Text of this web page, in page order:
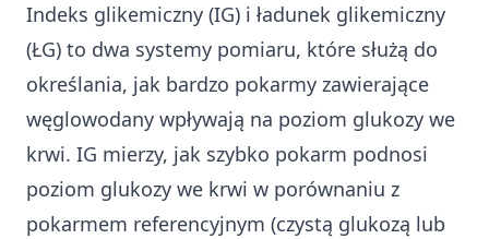
Indeks glikemiczny (IG) i ładunek glikemiczny
(ŁG) to dwa systemy pomiaru, które służą do
określania, jak bardzo pokarmy zawierające
węglowodany wpływają na poziom glukozy we
krwi. IG mierzy, jak szybko pokarm podnosi
poziom glukozy we krwi w porównaniu z
pokarmem referencyjnym (czystą glukozą lub